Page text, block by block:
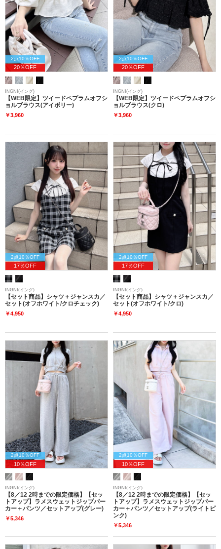
2点10％OFF
20％OFF
INGNI(イング)
【WEB限定】ツイードペプラムオフシ
ョルブラウス(アイボリー)
￥3,960
2点10％OFF
20％OFF
INGNI(イング)
【WEB限定】ツイードペプラムオフシ
ョルブラウス(クロ)
￥3,960
2点10％OFF
17％OFF
INGNI(イング)
【セット商品】シャツ＋ジャンスカ／
セット(オフホワイト/クロチェック)
￥4,950
2点10％OFF
17％OFF
INGNI(イング)
【セット商品】シャツ＋ジャンスカ／
セット(オフホワイト/クロ)
￥4,950
2点10％OFF
10％OFF
INGNI(イング)
【8／12 2時までの限定価格】【セッ
トアップ】ラメスウェットジップパー
カー＋パンツ／セットアップ(グレー)
￥5,346
2点10％OFF
10％OFF
INGNI(イング)
【8／12 2時までの限定価格】【セッ
トアップ】ラメスウェットジップパー
カー＋パンツ／セットアップ(ライトピ
ンク)
￥5,346